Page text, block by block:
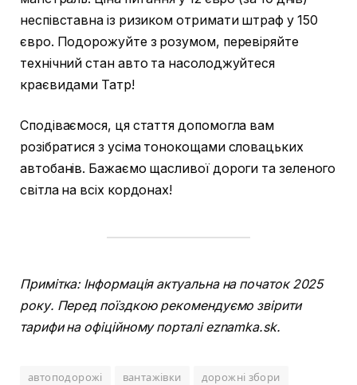
неспівставна із ризиком отримати штраф у 150
євро. Подорожуйте з розумом, перевіряйте
технічний стан авто та насолоджуйтеся
краєвидами Татр!
Сподіваємося, ця стаття допомогла вам
розібратися з усіма тонокощами словацьких
автобанів. Бажаємо щасливої дороги та зеленого
світла на всіх кордонах!
Примітка: Інформація актуальна на початок 2025
року. Перед поїздкою рекомендуємо звірити
тарифи на офіційному порталі eznamka.sk.
автоподорожі вантажівки
дорожні збори